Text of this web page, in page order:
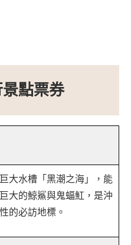
點票券
大水槽「黑潮之海」，能
大的鯨鯊與鬼蝠魟，是沖
的必訪地標。